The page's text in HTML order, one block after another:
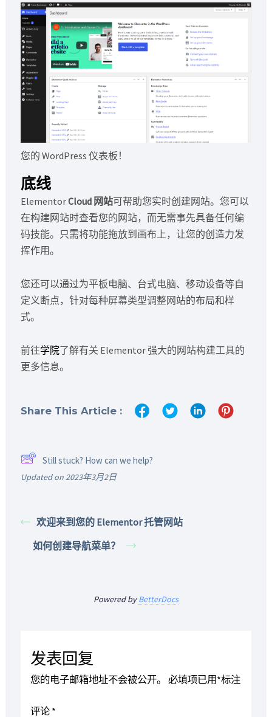
您的 WordPress 仪表板！
底线
ElementorCloud 网站可帮助您实时创建网站。您可以
在构建网站时查看您的网站，而无需事先具备任何编
码技能。只需将功能拖放到画布上，让您的创造力发
挥作用。
您还可以通过为平板电脑、台式电脑、移动设备等自
定义断点，针对每种屏幕类型调整网站的布局和样
式。
前往学院了解有关 Elementor 强大的网站构建工具的
更多信息。
Share This Article :
Still stuck? How can we help?
Updated on 2023年3月2日
欢迎来到您的 Elementor 托管网站
如何创建导航菜单？
Powered byBetterDocs
发表回复
您的电子邮箱地址不会被公开。 必填项已用*标注
评论 *